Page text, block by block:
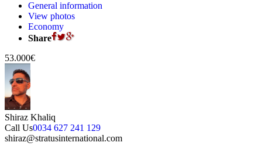
General information
View photos
Economy
Share
53.000€
Shiraz Khaliq
Call Us0034 627 241 129
shiraz@stratusinternational.com